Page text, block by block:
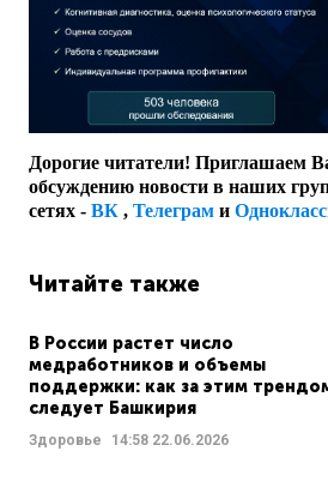
Дорогие читатели! Приглашаем
обсуждению новости в наших
сетях - ВК , Телеграм и
Читайте также
В России растет число
медработников и объемы
поддержки: как за этим
следует Башкирия
Здоровье 14:58 22.06.2026